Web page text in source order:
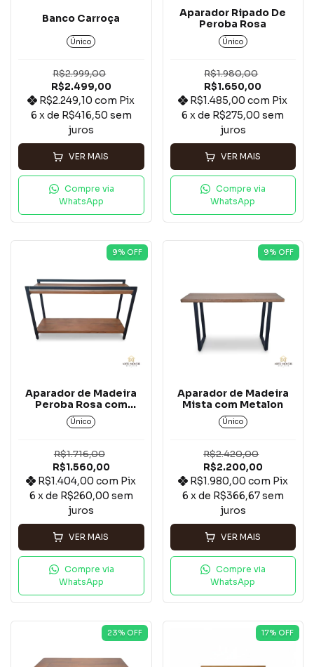
Banco Carroça
Único
R$2.999,00
R$2.499,00
R$2.249,10com Pix
6 x de R$416,50 sem
juros
VER MAIS
Compre via
WhatsApp
Aparador Ripado De
Peroba Rosa
Único
R$1.980,00
R$1.650,00
R$1.485,00com Pix
6 x de R$275,00 sem
juros
VER MAIS
Compre via
WhatsApp
9% OFF
Aparador de Madeira
Peroba Rosa com
Metalon - 2 Tampos
Único
R$1.716,00
R$1.560,00
R$1.404,00com Pix
6 x de R$260,00 sem
juros
VER MAIS
Compre via
WhatsApp
9% OFF
Aparador de Madeira
Mista com Metalon
Único
R$2.420,00
R$2.200,00
R$1.980,00 com Pix
6 x de R$366,67sem
juros
VER MAIS
Compre via
WhatsApp
23% OFF 17% OFF